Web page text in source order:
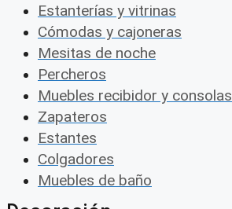
Estanterías y vitrinas
Cómodas y cajoneras
Mesitas de noche
Percheros
Muebles recibidor y consolas
Zapateros
Estantes
Colgadores
Muebles de baño